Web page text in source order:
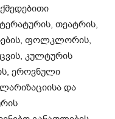
თეატრის,
ფოლკლორის,
კულტურის
ეროვნული
და